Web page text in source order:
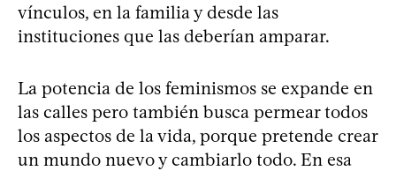
vínculos, en la familia y desde las
instituciones que las deberían amparar.
La potencia de los feminismos se expande en
las calles pero también busca permear todos
los aspectos de la vida, porque pretende crear
un mundo nuevo y cambiarlo todo. En esa